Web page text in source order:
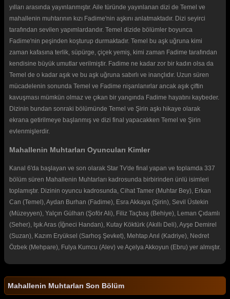
yılları arasında yayınlanmıştır. Aile türünde yayınlanan dizi de Temel ve
mahallenin muhtarının kızı Fadime'nin aşkını anlatmaktadır. Dizi seyirci
tarafından sevilen yapımlardandır. Temel dizide bölümler boyunca
Fadime'nin peşinden koşturup durmaktadır. Temel bu aşk uğruna kimi
zaman kafasına terlik, süpürge, çiçek yemiş, kimi zaman Fadime tarafından
kendisine büyük umutlar verilmiştir. Fadime ne kadar zor bir kadın olsa da
Temel de o kadar aşık ve bu aşk uğruna sabırlı ve inançlıdır. Uzun süren
mücadelenin sonunda Temel ve Fadime nişanlanırlar ancak aşık çiftin
kavuşması mümkün olmaz ve çıkan bir yangında Fadime hayatını kaybeder.
Dizinin bundan sonraki bölümünde Temel ve Şirin aşkı hikaye olarak
ekrana getirilmeye başlanmış ve dizi final yapacakken Temel ve Şirin
evlenmişlerdir.
Mahallenin Muhtarları Oyuncuları Kimler
Kanal 6'da başlayan ve son olarak Star Tv'de final yapan ve toplamda 337
bölüm süren Mahallenin Muhtarları kadrosunda birbirinden ünlü isimleri
toplamıştır. Dizinin oyuncu kadrosunda, Cihat Tamer (Muhtar Bey), Erkan
Can (Temel), Aydan Burhan (Fadime), Esra Akkaya (Şirin), Sevil Üstekin
(Müzeyyen), Yalçın Gülhan (Şoför Ali), Filiz Taçbaş (Behiye), Leman Çıdamlı
(Seher), Işık Aras (İğneci Handan), Kutay Köktürk (Akıllı Deli), Ayşe Demirel
(Suzan), Kazım Eryüksel (Sarhoş Şevket), Mehtap Anıl (Kadriye), Nedret
Özbek (Mehpare), Fulya Kumcu (Alev) ve Açelya Akkoyun (Ebru) yer almıştır.
Mahallenin Muhtarları Son Bölüm